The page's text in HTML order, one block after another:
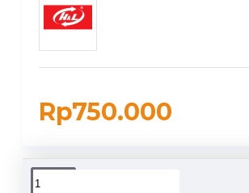
Rp750.000
DUKUNGAN PENGIRIMAN